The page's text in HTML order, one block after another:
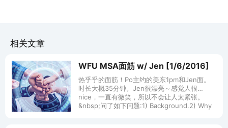
相关文章
WFU MSA面筋 w/ Jen [1/6/2016]
热乎乎的面筋！Po主约的美东1pm和Jen面。
时长大概35分钟。Jen很漂亮～感觉人很
nice，一直有微笑，所以不会让人太紧张。
&nbsp;问了如下问题:1) Background.2) Why